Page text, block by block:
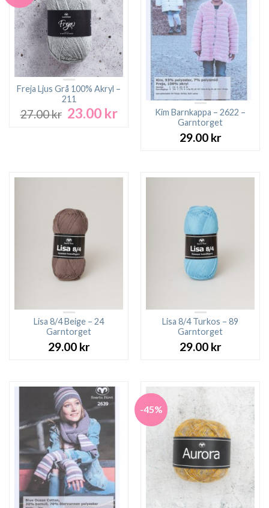
Freja Ljus Grå 100% Akryl –
211
27.00kr Det
23.00 krDet
Kim Barnkappa – 2622 –
Garntorget
29.00 kr
Lisa 8/4 Beige – 24
Garntorget
29.00 kr
Lisa 8/4 Turkos – 89
Garntorget
29.00 kr
-45%